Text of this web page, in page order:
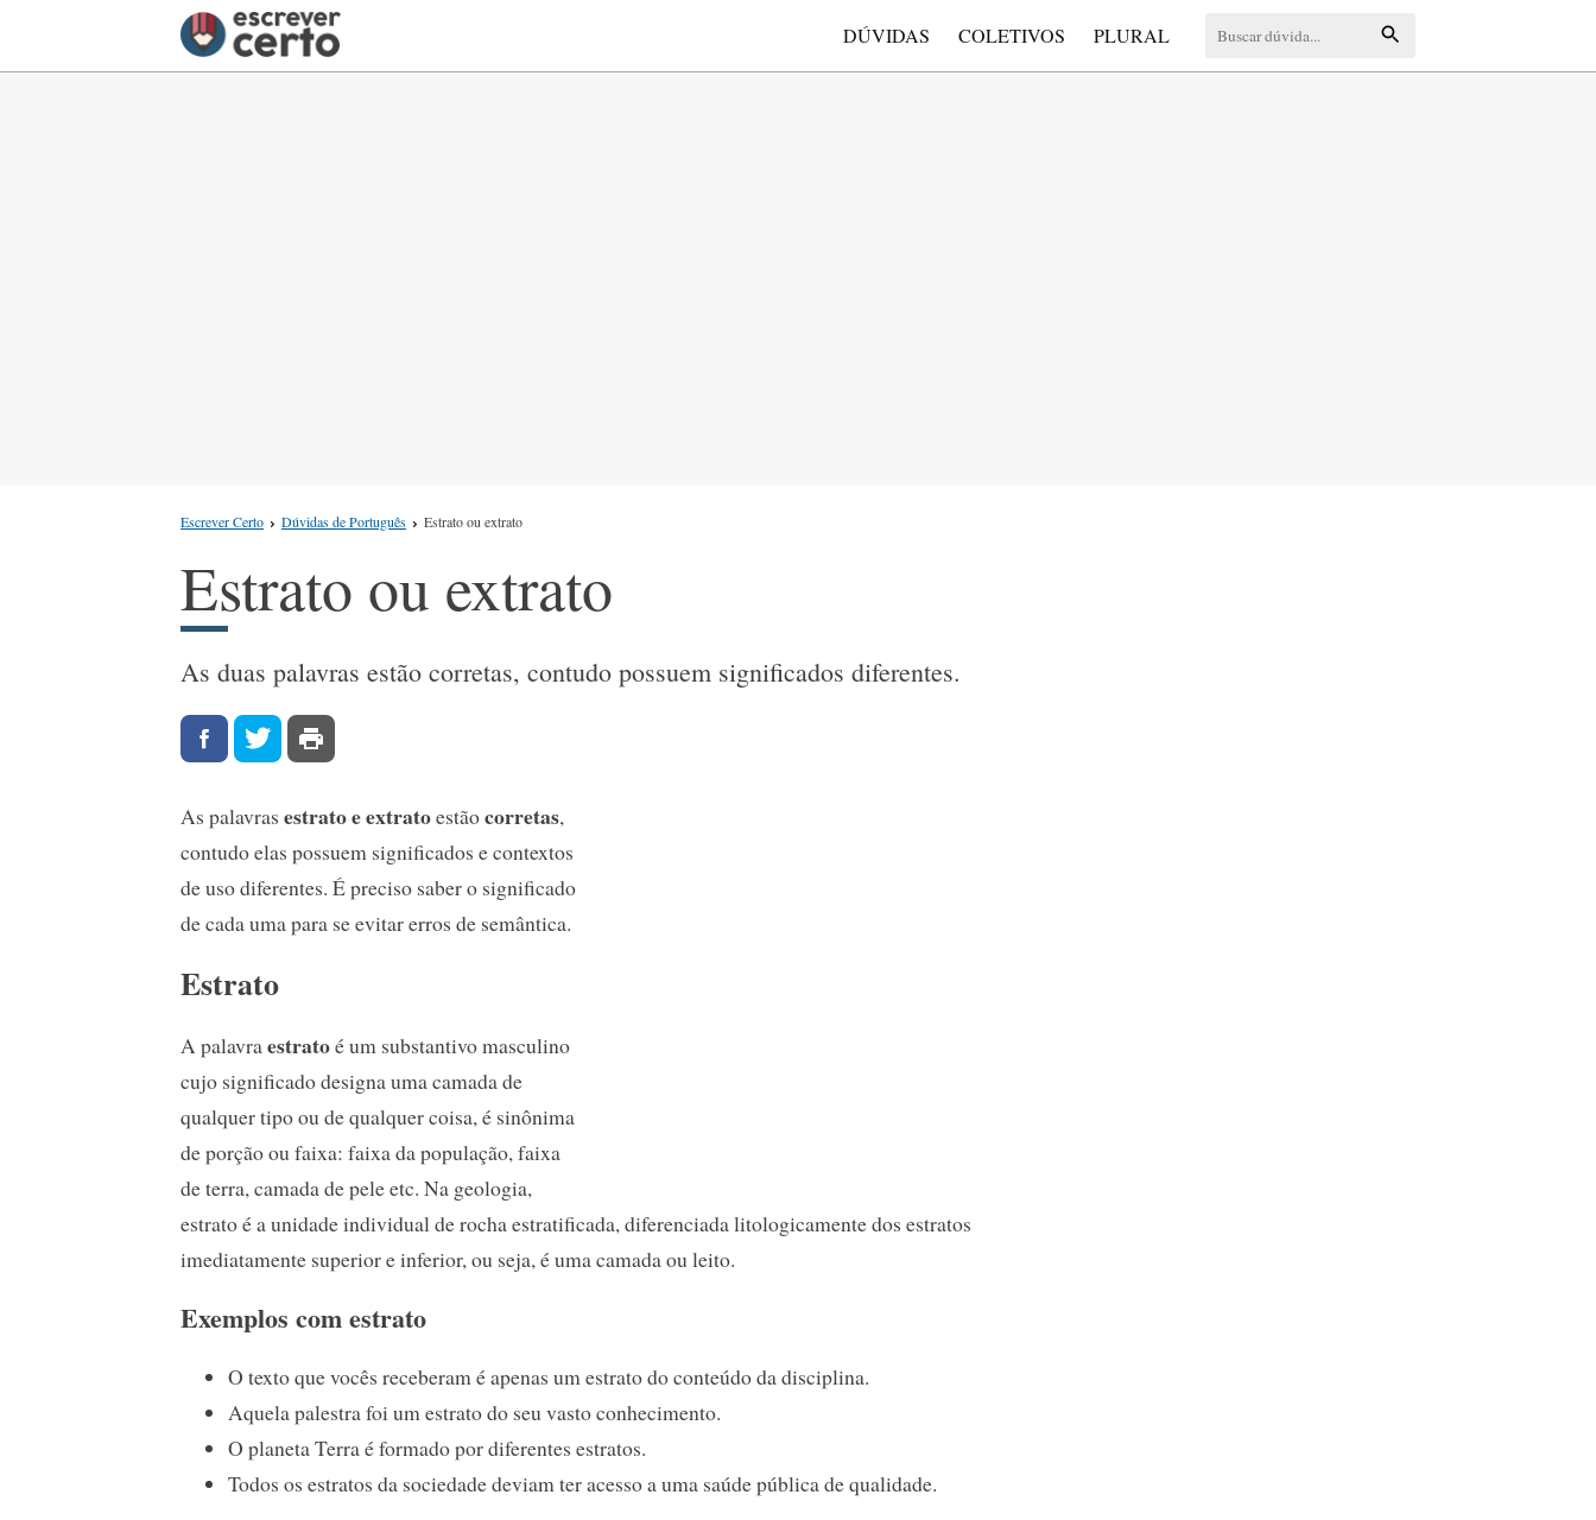
DÚVIDAS COLETIVOS PLURAL
Escrever Certo Dúvidas de Português Estrato ou extrato
Estrato ou extrato
As duas palavras estão corretas, contudo possuem significados diferentes.
As palavras estrato e extratoestãocorretas,
contudo elas possuem significados e contextos
de uso diferentes. É preciso saber o significado
de cada uma para se evitar erros de semântica.
Estrato
A palavra estratoé um substantivo masculino
cujo significado designa uma camada de
qualquer tipo ou de qualquer coisa, é sinônima
de porção ou faixa: faixa da população, faixa
de terra, camada de pele etc. Na geologia,
estrato é a unidade individual de rocha estratificada, diferenciada litologicamente dos estratos
imediatamente superior e inferior, ou seja, é uma camada ou leito.
Exemplos com estrato
O texto que vocês receberam é apenas um estrato do conteúdo da disciplina.
Aquela palestra foi um estrato do seu vasto conhecimento.
O planeta Terra é formado por diferentes estratos.
Todos os estratos da sociedade deviam ter acesso a uma saúde pública de qualidade.